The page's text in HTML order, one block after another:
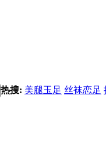
热搜: 美腿玉足 丝袜恋足